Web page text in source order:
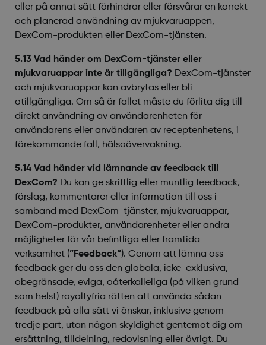
eller på annat sätt förhindrar eller försvårar en korrekt
och planerad användning av mjukvaruappen,
DexCom-produkten eller DexCom-tjänsten.
5.13 Vad händer om DexCom-tjänster eller
mjukvaruappar inte är tillgängliga? DexCom-tjänster
och mjukvaruappar kan avbrytas eller bli
otillgängliga. Om så är fallet måste du förlita dig till
direkt användning av användarenheten för
användarens eller användaren av receptenhetens, i
förekommande fall, hälsoövervakning.
5.14 Vad händer vid lämnande av feedback till
DexCom? Du kan ge skriftlig eller muntlig feedback,
förslag, kommentarer eller information till oss i
samband med DexCom-tjänster, mjukvaruappar,
DexCom-produkter, användarenheter eller andra
möjligheter för vår befintliga eller framtida
verksamhet (”Feedback”). Genom att lämna oss
feedback ger du oss den globala, icke-exklusiva,
obegränsade, eviga, oåterkalleliga (på vilken grund
som helst) royaltyfria rätten att använda sådan
feedback på alla sätt vi önskar, inklusive genom
tredje part, utan någon skyldighet gentemot dig om
ersättning, tilldelning, redovisning eller övrigt. Du